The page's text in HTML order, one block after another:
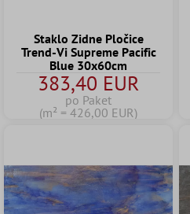
Staklo Zidne Pločice
Trend-Vi Supreme Pacific
Blue 30x60cm
383,40 EUR
po Paket
(m² = 426,00 EUR)